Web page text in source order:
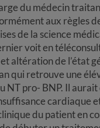
du médecin
aux règles
de la science
voit en
altération de l’état
qui retrouve une
NT pro- BNP. Il aurait
cardiaque
du patient en